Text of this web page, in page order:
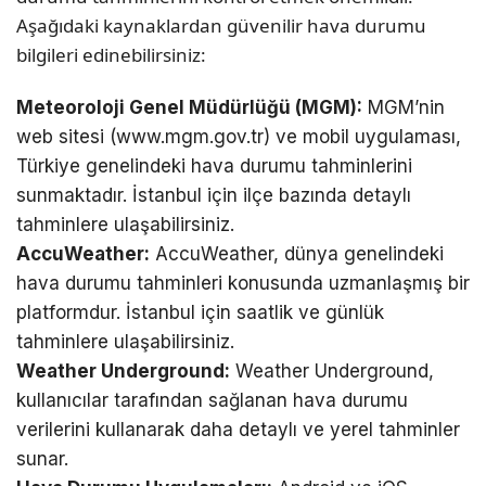
Aşağıdaki kaynaklardan güvenilir hava durumu
bilgileri edinebilirsiniz:
Meteoroloji Genel Müdürlüğü (MGM): MGM’nin
web sitesi (www.mgm.gov.tr) ve mobil uygulaması,
Türkiye genelindeki hava durumu tahminlerini
sunmaktadır. İstanbul için ilçe bazında detaylı
tahminlere ulaşabilirsiniz.
AccuWeather: AccuWeather, dünya genelindeki
hava durumu tahminleri konusunda uzmanlaşmış bir
platformdur. İstanbul için saatlik ve günlük
tahminlere ulaşabilirsiniz.
Weather Underground: Weather Underground,
kullanıcılar tarafından sağlanan hava durumu
verilerini kullanarak daha detaylı ve yerel tahminler
sunar.